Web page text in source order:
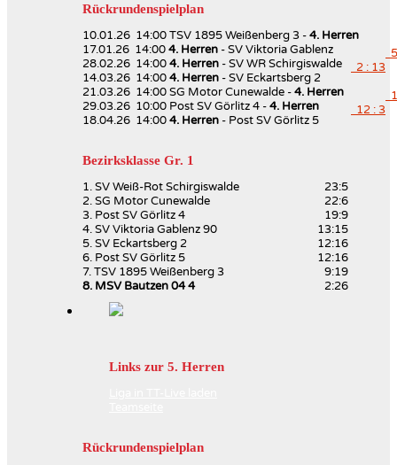
Rückrundenspielplan
10.01.26 14:00 TSV 1895 Weißenberg 3 -4. Herren
17.01.26 14:004. Herren - SV Viktoria Gablenz
28.02.26 14:004. Herren - SV WR Schirgiswalde 2 : 13
14.03.26 14:004. Herren - SV Eckartsberg 2
21.03.26 14:00 SG Motor Cunewalde -4. Herren
29.03.26 10:00 Post SV Görlitz 4 -4. Herren 12 : 3
18.04.26 14:004. Herren - Post SV Görlitz 5
Bezirksklasse Gr. 1
1. SV Weiß-Rot Schirgiswalde
23:5
2. SG Motor Cunewalde
22:6
3. Post SV Görlitz 4
19:9
4. SV Viktoria Gablenz 90
13:15
5. SV Eckartsberg 2
12:16
6. Post SV Görlitz 5
12:16
7. TSV 1895 Weißenberg 3
9:19
8. MSV Bautzen 04 4
2:26
Links zur 5. Herren
Rückrundenspielplan